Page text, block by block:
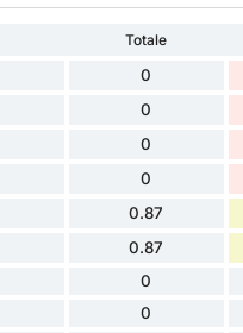
Totale
0
0
0
0
0.87
0.87
0
0